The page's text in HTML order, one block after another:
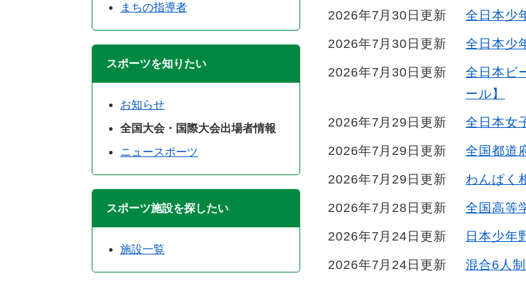
2026年7月30日更新 全日本少
2026年7月30日更新 全日本少
2026年7月30日更新
全日本ビ
ール】
2026年7月29日更新 全日本女
2026年7月29日更新 全国都道
2026年7月29日更新 わんぱく
2026年7月28日更新 全国高等
2026年7月24日更新 日本少年
2026年7月24日更新 混合6人
まちの指導者
スポーツを知りたい
お知らせ
全国大会・国際大会出場者情報
ニュースポーツ
スポーツ施設を探したい
施設一覧